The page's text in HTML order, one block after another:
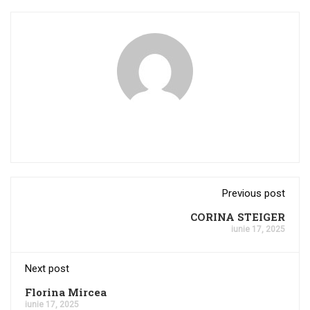
Previous post
CORINA STEIGER
iunie 17, 2025
Next post
Florina Mircea
iunie 17, 2025